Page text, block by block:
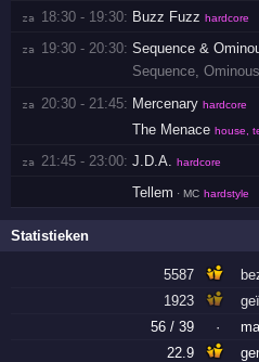
za 18:30 - 19:30: Buzz Fuzz hardcore
za 19:30 - 20:30: Sequence &
Sequence,Ominous
za 20:30 - 21:45: Mercenary hardcore
The Menace house,
za 21:45 - 23:00: J.D.A. hardcore
Tellem · MC hardstyle
Statistieken
5587
1923
56 / 39
·
22.9